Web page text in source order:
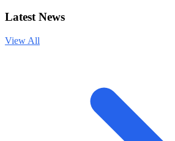
Latest News
View All